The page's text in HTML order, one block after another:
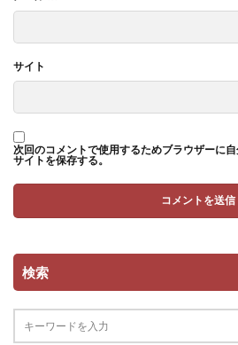
サイト
次回のコメントで使用するためブラウザーに自
サイトを保存する。
検索